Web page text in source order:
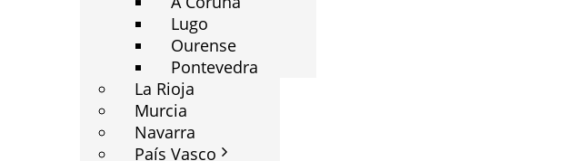
Lugo
Ourense
Pontevedra
La Rioja
Murcia
Navarra
País Vasco